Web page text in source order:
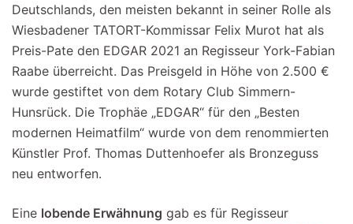
Deutschlands, den meisten bekannt in seiner Rolle als
Wiesbadener TATORT-Kommissar Felix Murot hat als
Preis-Pate den EDGAR 2021 an Regisseur York-Fabian
Raabe überreicht. Das Preisgeld in Höhe von 2.500 €
wurde gestiftet von dem Rotary Club Simmern-
Hunsrück. Die Trophäe „EDGAR“ für den „Besten
modernen Heimatfilm“ wurde von dem renommierten
Künstler Prof. Thomas Duttenhoefer als Bronzeguss
neu entworfen.
Eine lobende Erwähnung gab es für Regisseur